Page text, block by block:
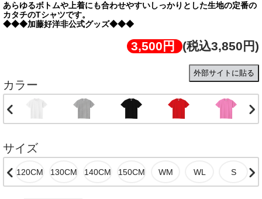
あらゆるボトムや上着にも合わせやすいしっかりとした生地の定番の
カタチのTシャツです。
◆◆◆加藤好洋非公式グッズ◆◆◆
3,500円 (税込3,850円)
外部サイトに貼る
カラー
サイズ